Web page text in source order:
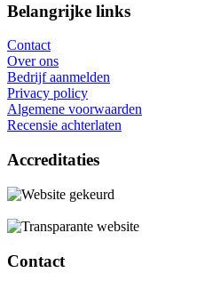
Belangrijke links
Contact
Over ons
Bedrijf aanmelden
Privacy policy
Algemene voorwaarden
Recensie achterlaten
Accreditaties
Contact